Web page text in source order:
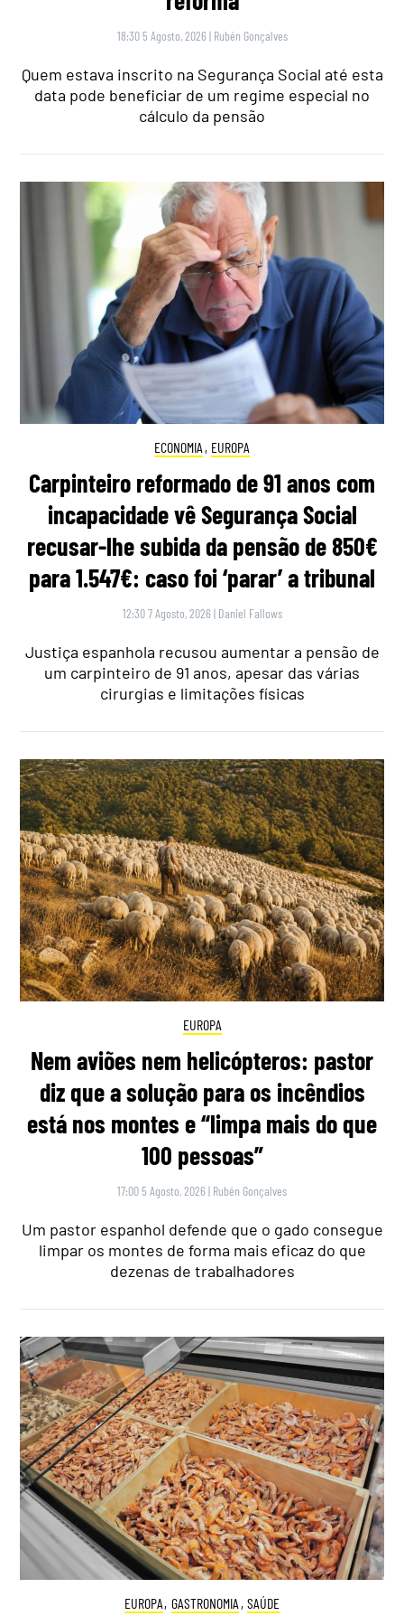
18:30 5 Agosto, 2026 | Rubén Gonçalves
Quem estava inscrito na Segurança Social até esta
data pode beneficiar de um regime especial no
cálculo da pensão
ECONOMIA , EUROPA
Carpinteiro reformado de 91 anos com
incapacidade vê Segurança Social
recusar-lhe subida da pensão de 850€
para 1.547€: caso foi ‘parar’ a tribunal
12:30 7 Agosto, 2026 | Daniel Fallows
Justiça espanhola recusou aumentar a pensão de
um carpinteiro de 91 anos, apesar das várias
cirurgias e limitações físicas
EUROPA
Nem aviões nem helicópteros: pastor
diz que a solução para os incêndios
está nos montes e “limpa mais do que
100 pessoas”
17:00 5 Agosto, 2026 | Rubén Gonçalves
Um pastor espanhol defende que o gado consegue
limpar os montes de forma mais eficaz do que
dezenas de trabalhadores
EUROPA, GASTRONOMIA , SAÚDE